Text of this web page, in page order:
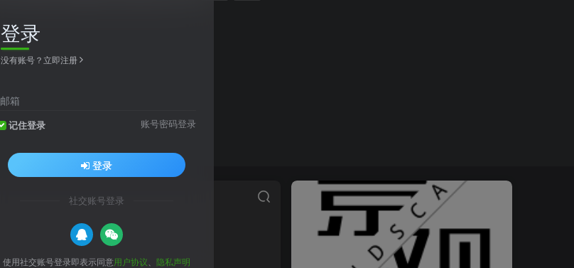
登录
没有账号？立即注册
邮箱
记住登录 账号密码登录
登录
社交账号登录
使用社交账号登录即表示同意用户协议 隐私声明